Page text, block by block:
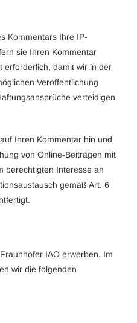
Kommentars Ihre IP-
sie Ihren Kommentar
erforderlich, damit wir in der
Veröffentlichung
verteidigen
Ihren Kommentar hin und
von Online-Beiträgen mit
berechtigten Interesse an
gemäß Art. 6
IAO erwerben. Im
wir die folgenden